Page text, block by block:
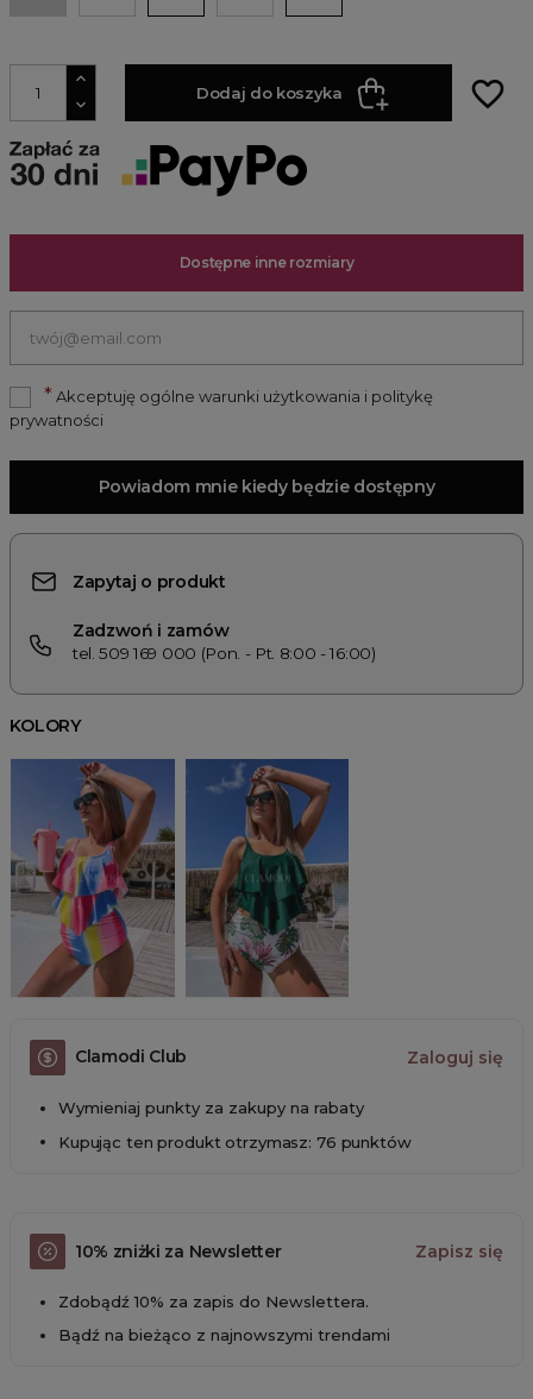
Dodaj do koszyka favorite_border
Dostępne inne rozmiary
* Akceptuję ogólne warunki użytkowania i politykę
prywatności
Powiadom mnie kiedy będzie dostępny
Zapytaj o produkt
Zadzwoń i zamów
tel. 509 169 000 (Pon. - Pt. 8:00 - 16:00)
KOLORY
Clamodi Club Zaloguj się
Wymieniaj punkty za zakupy na rabaty
Kupując ten produkt otrzymasz: 76 punktów
10% zniżki za Newsletter Zapisz się
Zdobądź 10% za zapis do Newslettera.
Bądź na bieżąco z najnowszymi trendami